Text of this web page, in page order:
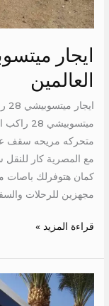
العالمين
متحركه مريحه سقف
مع المصرية كار
مجهزين للرحلات
قراءة المزيد »
سعر
ايجار